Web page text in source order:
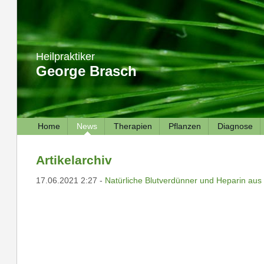
Heilpraktiker
George Brasch
Home News Therapien Pflanzen Diagnose
Artikelarchiv
17.06.2021 2:27 - Natürliche Blutverdünner und Heparin aus